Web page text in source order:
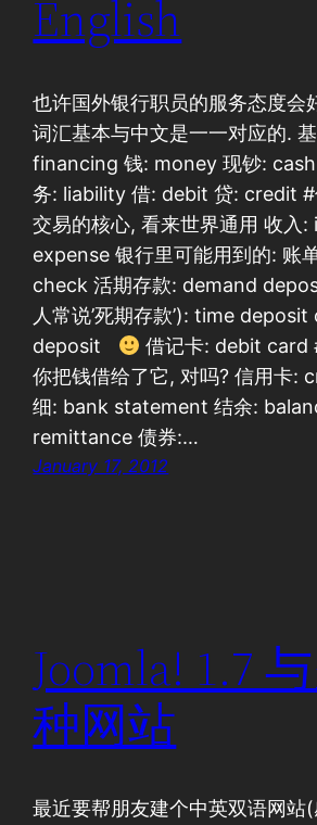
English
也许国外银行职员的服务态度会
词汇基本与中文是一一对应的.
financing 钱: money 现钞:
务: liability 借: debit 贷: credit #
交易的核心, 看来世界通用 收入
expense 银行里可能用到的: 账
check 活期存款: demand
人常说’死期存款’): time
deposit
借记卡: debit card
你把钱借给了它, 对吗? 信用卡:
细: bank statement 结余:
remittance 债券:…
January 17, 2012
Joomla! 1.7
种网站
最近要帮朋友建个中英双语网站